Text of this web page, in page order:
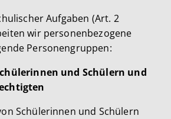
Aufgaben (Art. 2
wir personenbezogene
Personengruppen:
und Schülern und
Schülerinnen und Schülern